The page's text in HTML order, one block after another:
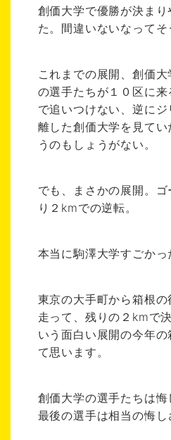
創価大学で優勝が決ま
た。間違いないなってそ
これまでの展開、創価
の選手たちが１０区に来
で追いつけない、逆に
離した創価大学を見て
うのもしょうがない。
でも、まさかの展開。
り２kmでの逆転。
本当に駒澤大学すごかっ
東京の大手町から箱根
走って、残りの２kmで
いう面白い展開の今年
て思います。
創価大学の選手たちは
最後の選手は相当の悔し